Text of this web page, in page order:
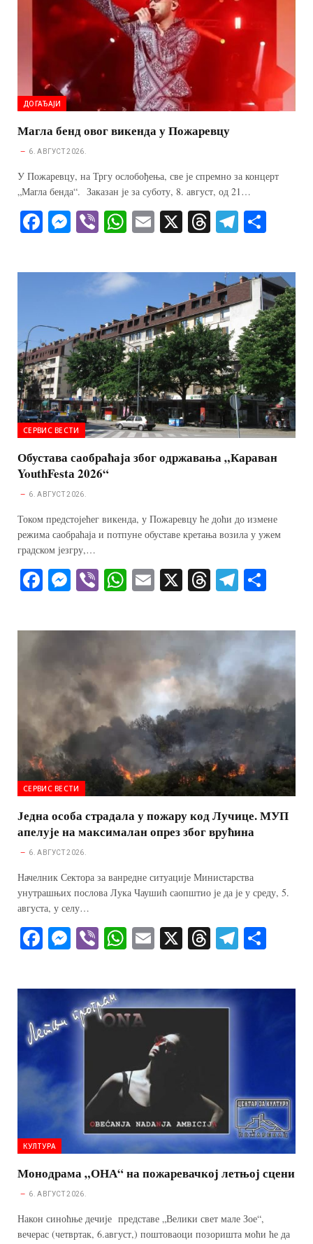
ДОГАЂАЈИ
Магла бенд овог викенда у Пожаревцу
6. АВГУСТ 2026.
У Пожаревцу, на Тргу ослобођења, све је спремно за концерт
„Магла бенда“. Заказан је за суботу, 8. август, од 21…
Fa
bo
M
se
ng
Vi
r
W
ts
A
pp
E
ail
X T
ea
ds
Te
gr
a
m
re
СЕРВИС ВЕСТИ
Обустава саобраћаја због одржавања „Караван
YouthFestа 2026“
6. АВГУСТ 2026.
Током предстојећег викенда, у Пожаревцу ће доћи до измене
режима саобраћаја и потпуне обуставе кретања возила у ужем
градском језгру,…
Fa
bo
M
se
er
Vi
r
W
ts
pp
E
ail
X T
ea
ds
Te
gr
a
m
re
СЕРВИС ВЕСТИ
Једна особа страдала у пожару код Лучице. МУП
апелује на максималан опрез због врућина
6. АВГУСТ 2026.
Начелник Сектора за ванредне ситуације Министарства
унутрашњих послова Лука Чаушић саопштио је да је у среду, 5.
августа, у селу…
Fa
bo
M
se
ng
er
Vi
r
W
ts
A
pp
E
ail
X T
ea
ds
Te
gr
a
re
КУЛТУРА
Монодрама „ОНА“ на пожаревачкој летњој сцени
6. АВГУСТ 2026.
Након синоћње дечије представе „Велики свет мале Зое“,
вечерас (четвртак, 6.август,) поштоваоци позоришта моћи ће да